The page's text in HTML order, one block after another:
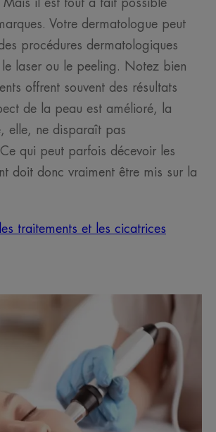
Mais il est tout à fait possible
Votre dermatologue peut
procédures dermatologiques
laser ou le peeling. Notez bien
offrent souvent des résultats
de la peau est amélioré, la
elle, ne disparaît pas
qui peut parfois décevoir les
doit donc vraiment être mis sur la
traitements et les cicatrices